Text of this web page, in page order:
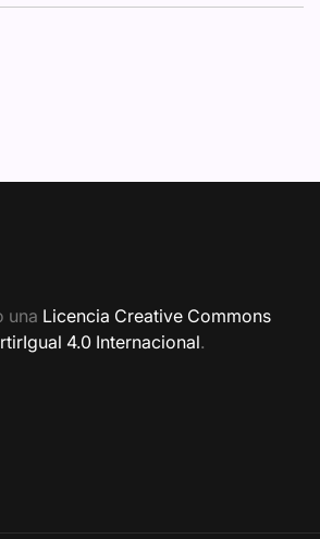
una Licencia Creative Commons
4.0 Internacional.